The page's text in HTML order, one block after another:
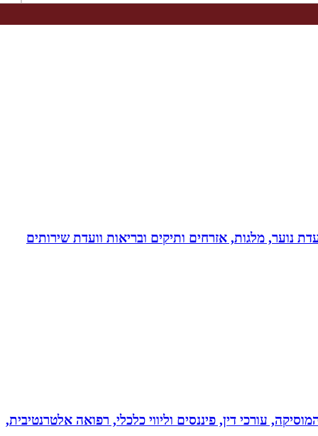
נוער, מלגות, אזרחים ותיקים ובריאות וועדת שירותים
עורכי דין, פיננסים וליווי כלכלי, רפואה אלטרנטיבית,